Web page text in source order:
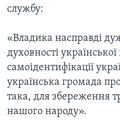
службу:
«Владика насправді
духовності
самоідентифікації
українська громада
така, для збереження
нашого народу».